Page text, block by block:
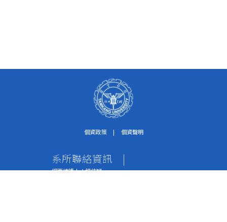
個資政策 | 個資聲明
系所聯絡資訊 |
網頁維護人：楊佳穎